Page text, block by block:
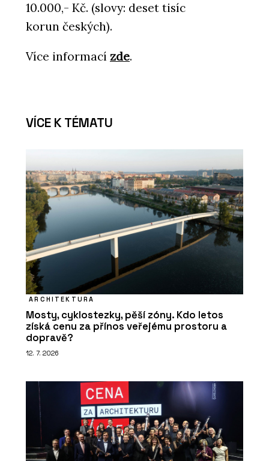
10.000,- Kč. (slovy: deset tisíc
korun českých).
Více informací zde.
VÍCE K TÉMATU
ARCHITEKTURA
Mosty, cyklostezky, pěší zóny. Kdo letos
získá cenu za přínos veřejému prostoru a
dopravě?
12. 7. 2026